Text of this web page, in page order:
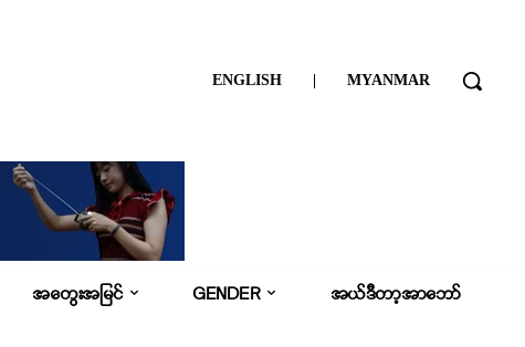
ENGLISH | MYANMAR
အတွေးအမြင် GENDER အယ်ဒီတာ့အာဘော်